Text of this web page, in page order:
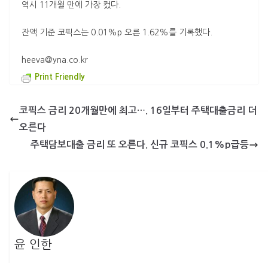
역시 11개월 만에 가장 컸다.
잔액 기준 코픽스는 0.01%p 오른 1.62%를 기록했다.
heeva@yna co kr
Print Friendly
코픽스 금리 20개월만에 최고…. 16일부터 주택대출금리 더
오른다
주택담보대출 금리 또 오른다. 신규 코픽스 0.1%p급등
윤 인한